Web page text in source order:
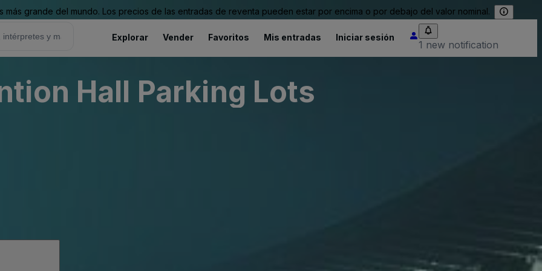
grande del mundo. Los precios de las entradas de reventa pueden estar por encima o por debajo del valor nominal.
Explorar Vender Favoritos Mis entradas Iniciar sesión
1 new notification
Hall Parking Lots